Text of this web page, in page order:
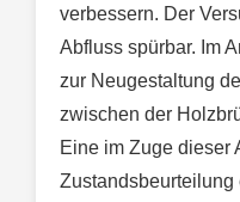
verbessern. Der
Abfluss spürbar. Im
zur Neugestaltung
zwischen der
Eine im Zuge dieser
Zustandsbeurteilung